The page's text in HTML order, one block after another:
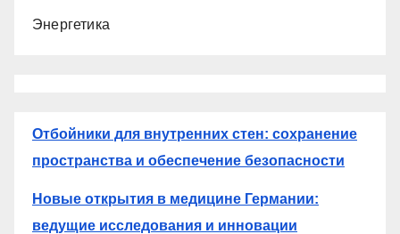
Энергетика
Отбойники для внутренних стен: сохранение
пространства и обеспечение безопасности
Новые открытия в медицине Германии:
ведущие исследования и инновации